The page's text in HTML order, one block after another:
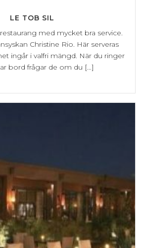
LE TOB SIL
med mycket bra service.
Christine Rio. Här serveras
ingår i valfri mängd. När du ringer
bord frågar de om du [...]